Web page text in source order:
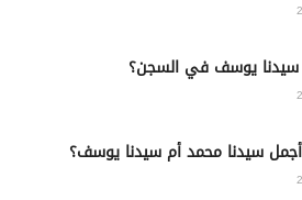
يوسف في السجن؟
سيدنا محمد أم سيدنا يوسف؟